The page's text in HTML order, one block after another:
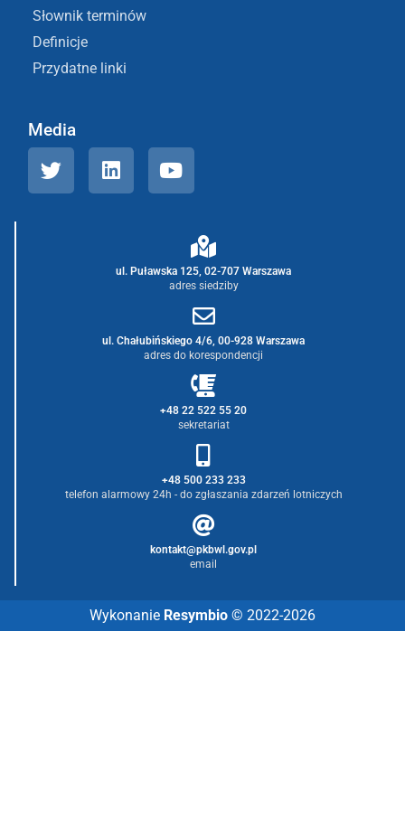
Słownik terminów
Definicje
Przydatne linki
Media
ul. Puławska 125, 02-707 Warszawa
adres siedziby
ul. Chałubińskiego 4/6, 00-928 Warszawa
adres do korespondencji
+48 22 522 55 20
sekretariat
+48 500 233 233
telefon alarmowy 24h - do zgłaszania zdarzeń lotniczych
kontakt@pkbwl.gov.pl
email
Wykonanie Resymbio © 2022-2026